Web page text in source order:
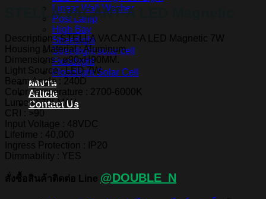
Linear Wall Washer
Post Lamp
High Bay
Streetlight
Streetlight solar cell
Floodlight
Floodlight Solar Cell
ผลงาน
Article
Contact Us
STELLA VACANT-A LED Magnetic
Description : STELLA VACANT-A LED Magnetic 7W
Housing Material : Aluminum
Dimensions : ø90xH90MM.
Light Source : LED 7W
Beam Angle : 240D
Color Temperature : 2700-6000K
Lumen : 70LM/W
CRI : >90
Input Voltage : 48VDC
Lifetime : 40,000
Ingress Protection : IP20
Dimmability : YES
สั่งซื้อสินค้าติดต่อ Line @DOUBLE_N